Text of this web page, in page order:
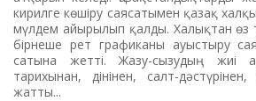
кирилге көшіру саясатымен қазақ
мүлдем айырылып қалды. Халықтан өз
бірнеше рет графиканы ауыс­тыру
сатына жетті. Жазу-сызудың жиі
тарихынан, дінінен, салт-
жатты...